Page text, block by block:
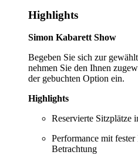
Highlights
Simon Kabarett Show
Begeben Sie sich zur
nehmen Sie den Ihnen
der gebuchten Option ein.
Highlights
Reservierte Sitzplätze
Performance mit
Betrachtung